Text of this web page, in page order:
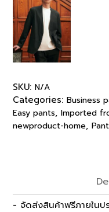
SKU: N/A
Categories: Business
Easy pants, Imported
newproduct-home,
- จัดส่งสินค้าฟรีภายในป